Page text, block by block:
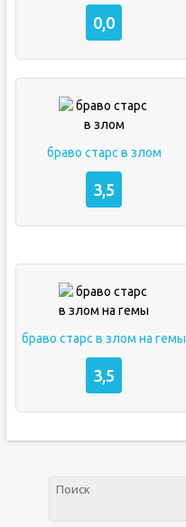
0,0
браво старс в злом
3,5
браво старс в злом на гемы
3,5